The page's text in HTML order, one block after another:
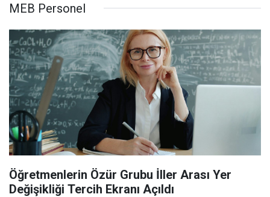
MEB Personel
Öğretmenlerin Özür Grubu İller Arası Yer
Değişikliği Tercih Ekranı Açıldı